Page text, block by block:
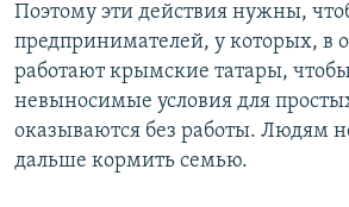
Поэтому эти действия нужны,
предпринимателей, у которых, в
работают крымские татары, чтобы
невыносимые условия для
оказываются без работы. Людям
дальше кормить семью.